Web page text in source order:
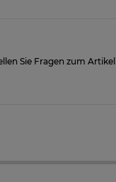
Sie Fragen zum Artikel